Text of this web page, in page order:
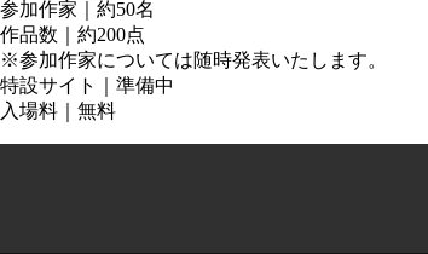
参加作家｜約50名
作品数｜約200点
※参加作家については随時発表いたします。
特設サイト｜準備中
入場料｜無料